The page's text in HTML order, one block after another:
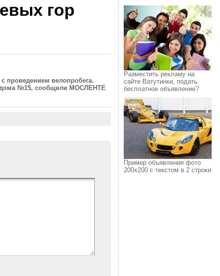
гор
проведением велопробега.
дома №15, сообщили МОСЛЕНТЕ
Разместить рекламу на
сайте Ватутинки, подать
бесплатное объявление?
Пример объявления фото
200х200 с текстом в 2 строки